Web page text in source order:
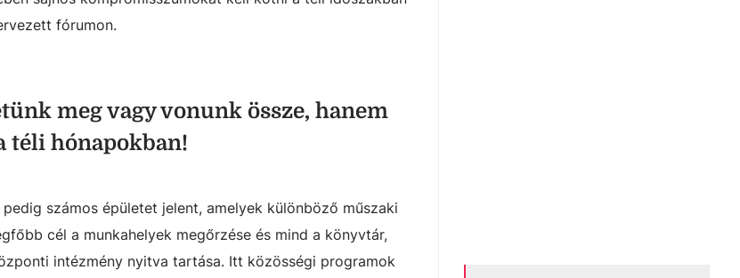
fórumon.
meg vagy vonunk össze, hanem
téli hónapokban!
számos épületet jelent, amelyek különböző műszaki
cél a munkahelyek megőrzése és mind a könyvtár,
intézmény nyitva tartása. Itt közösségi programok